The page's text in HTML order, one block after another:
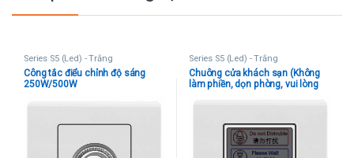
Series S5 (Led) - Trắng
Công tắc điểu chỉnh độ sáng
250W/500W
Series S5 (Led) - Trắng
Chuông cửa khách sạn (Không
làm phiền, dọn phòng, vui lòng